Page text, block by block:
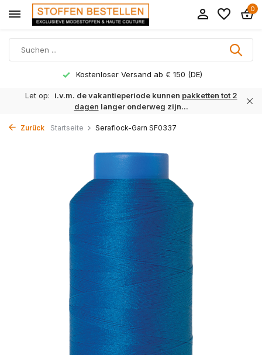
0
Kostenloser Versand ab € 150 (DE)
Let op: i.v.m. de vakantieperiode kunnen pakketten tot 2
dagen langer onderweg zijn...
Zurück Startseite Seraflock-Garn SF0337